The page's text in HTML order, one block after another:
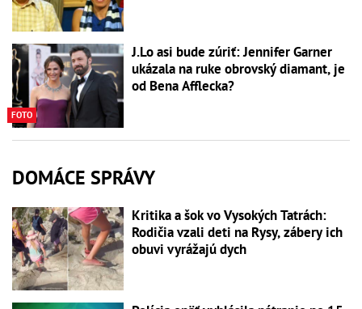
FOTO
J.Lo asi bude zúriť: Jennifer Garner
ukázala na ruke obrovský diamant, je
od Bena Afflecka?
DOMÁCE SPRÁVY
Kritika a šok vo Vysokých Tatrách:
Rodičia vzali deti na Rysy, zábery ich
obuvi vyrážajú dych